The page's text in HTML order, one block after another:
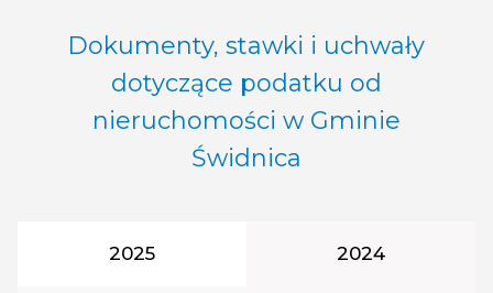
Dokumenty, stawki i uchwały
dotyczące podatku od
nieruchomości w Gminie
Świdnica
Rok podatkowy:
2025 Rok podatkowy:
2024